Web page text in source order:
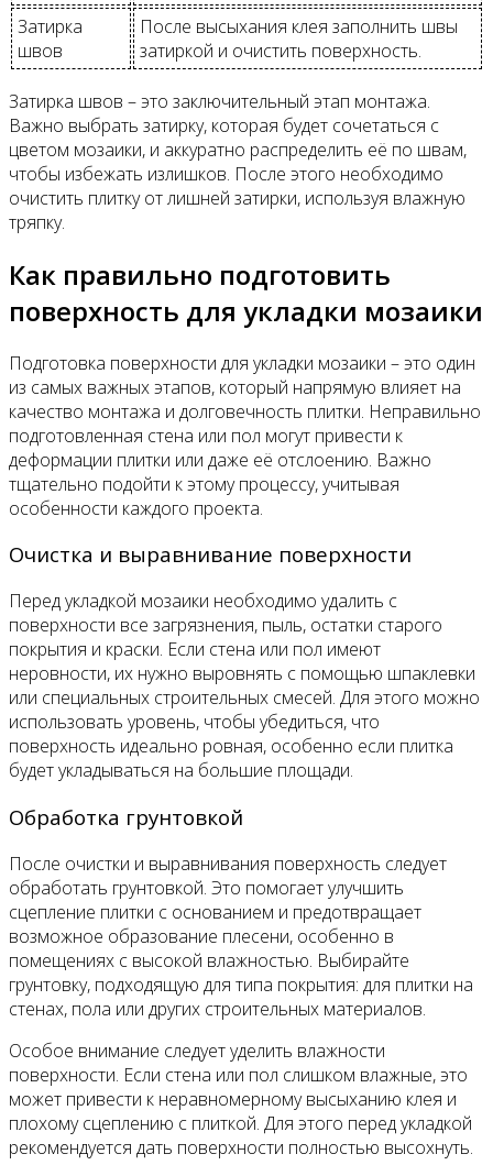
Затирка
швов
После высыхания клея заполнить швы
затиркой и очистить поверхность.
Затирка швов – это заключительный этап монтажа.
Важно выбрать затирку, которая будет сочетаться с
цветом мозаики, и аккуратно распределить её по швам,
чтобы избежать излишков. После этого необходимо
очистить плитку от лишней затирки, используя влажную
тряпку.
Как правильно подготовить
поверхность для укладки мозаики
Подготовка поверхности для укладки мозаики – это один
из самых важных этапов, который напрямую влияет на
качество монтажа и долговечность плитки. Неправильно
подготовленная стена или пол могут привести к
деформации плитки или даже её отслоению. Важно
тщательно подойти к этому процессу, учитывая
особенности каждого проекта.
Очистка и выравнивание поверхности
Перед укладкой мозаики необходимо удалить с
поверхности все загрязнения, пыль, остатки старого
покрытия и краски. Если стена или пол имеют
неровности, их нужно выровнять с помощью шпаклевки
или специальных строительных смесей. Для этого можно
использовать уровень, чтобы убедиться, что
поверхность идеально ровная, особенно если плитка
будет укладываться на большие площади.
Обработка грунтовкой
После очистки и выравнивания поверхность следует
обработать грунтовкой. Это помогает улучшить
сцепление плитки с основанием и предотвращает
возможное образование плесени, особенно в
помещениях с высокой влажностью. Выбирайте
грунтовку, подходящую для типа покрытия: для плитки на
стенах, пола или других строительных материалов.
Особое внимание следует уделить влажности
поверхности. Если стена или пол слишком влажные, это
может привести к неравномерному высыханию клея и
плохому сцеплению с плиткой. Для этого перед укладкой
рекомендуется дать поверхности полностью высохнуть.